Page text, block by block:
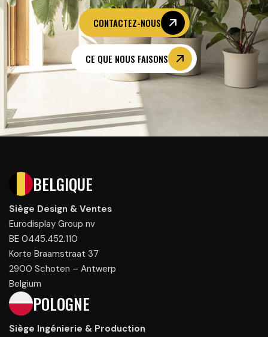
CONTACTEZ-NOUS
CE QUE NOUS FAISONS
BELGIQUE
Siège Design & Ventes
Eurodisplay Group nv
BE 0445.452.110
Korte Braamstraat 37
2900 Schoten – Antwerp
Belgium
POLOGNE
Siège Ingénierie & Production